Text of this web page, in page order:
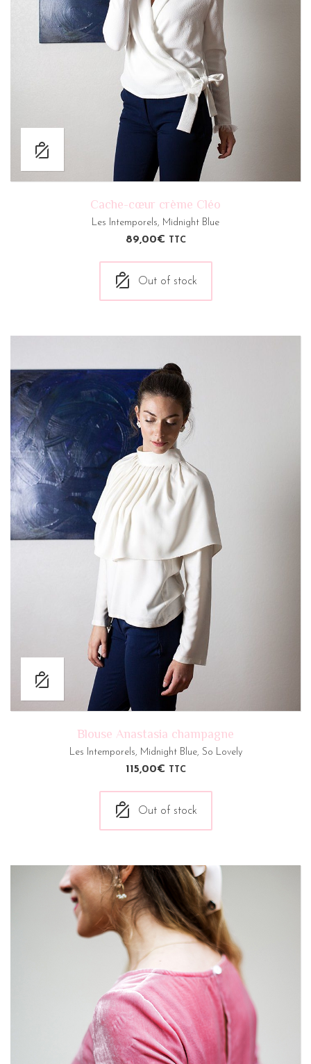
Cache-cœur crème Cléo
Les Intemporels, Midnight Blue
89,00€ TTC
Out of stock
Blouse Anastasia champagne
Les Intemporels, Midnight Blue, So Lovely
115,00€ TTC
Out of stock